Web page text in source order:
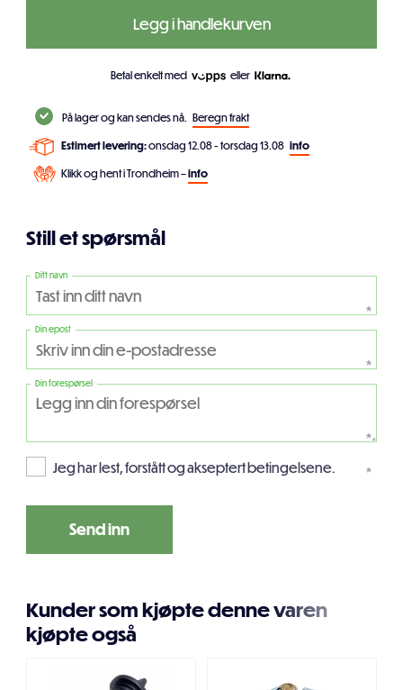
Legg i handlekurven
Betal enkelt med eller
På lager og kan sendes nå. Beregn frakt
Estimert levering:onsdag 12.08 - torsdag 13.08 info
Klikk og hent i Trondheim –info
Still et spørsmål
Ditt navn
*
Din epost
*
Din forespørsel
*
Jeg har lest, forstått og akseptert betingelsene. *
Kunder som kjøpte denne varen
kjøpte også